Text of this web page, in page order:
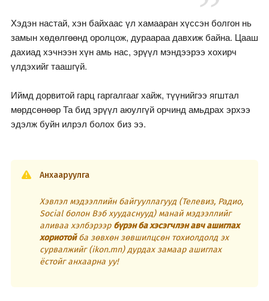
Хэдэн настай, хэн байхаас үл хамааран хүссэн болгон нь
замын хөдөлгөөнд оролцож, дураараа давхиж байна. Цааш
дахиад хэчнээн хүн амь нас, эрүүл мэндээрээ хохирч
үлдэхийг таашгүй.
Иймд дорвитой гарц гаргалгааг хайж, түүнийгээ ягштал
мөрдсөнөөр Та бид эрүүл аюулгүй орчинд амьдрах эрхээ
эдэлж буйн илрэл болох биз ээ.
Анхааруулга
Хэвлэл мэдээллийн байгууллагууд (Телевиз, Радио,
Social болон Вэб хуудаснууд) манай мэдээллийг
аливаа хэлбэрээр бүрэн ба хэсэгчлэн авч ашиглах
хориотойба зөвхөн зөвшилцсөн тохиолдолд эх
сурвалжийг (ikon.mn) дурдах замаар ашиглах
ёстойг анхаарна уу!